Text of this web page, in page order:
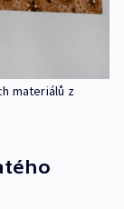
materiálů z